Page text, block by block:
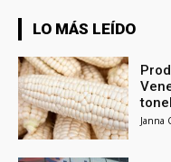
LO MÁS LEÍDO
Janna